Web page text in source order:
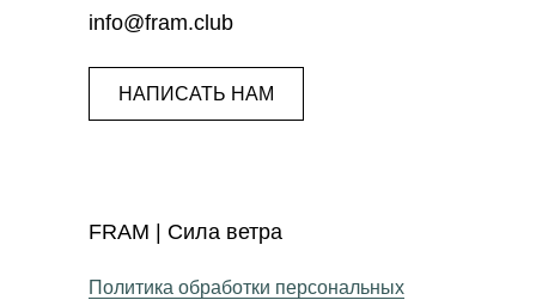
info@fram.club
НАПИСАТЬ НАМ
FRAM | Сила ветра
Политика обработки персональных